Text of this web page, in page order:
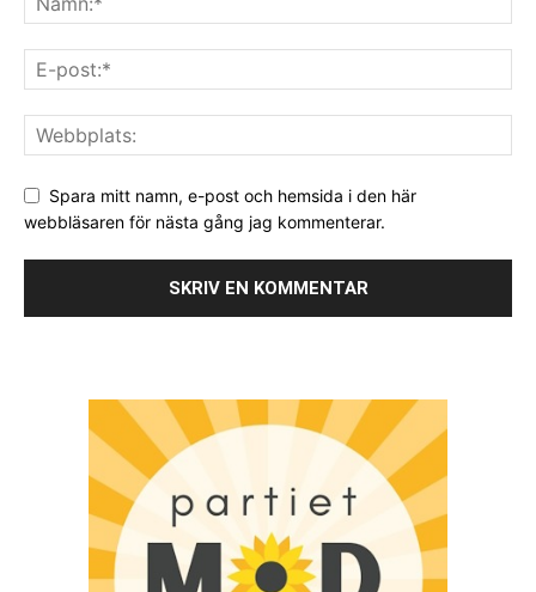
Spara mitt namn, e-post och hemsida i den här
webbläsaren för nästa gång jag kommenterar.